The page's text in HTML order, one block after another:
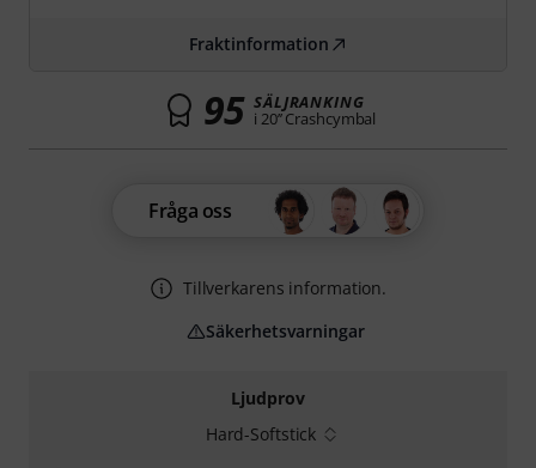
Ljudprov
Hard-Softstick
Fraktinformation
95 SÄLJRANKING
i 20’’ Crashcymbal
Fråga oss
Tillverkarens information.
Säkerhetsvarningar